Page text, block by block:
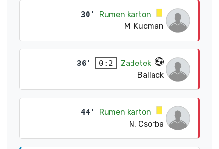
30'
Rumen karton
M. Kucman
36' 0:2
Zadetek
Ballack
44'
Rumen karton
N. Csorba